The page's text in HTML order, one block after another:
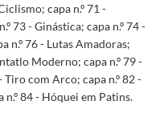
capa n.º 71 -
73 - Ginástica; capa n.º 74 -
n.º 76 - Lutas Amadoras;
Moderno; capa n.º 79 -
Tiro com Arco; capa n.º 82 -
n.º 84 - Hóquei em Patins.